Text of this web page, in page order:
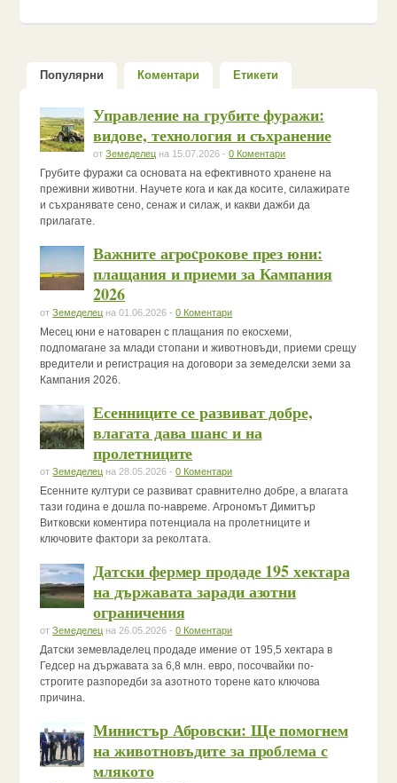
Популярни Коментари Етикети
Управление на грубите фуражи:
видове, технология и съхранение
отЗемеделец на 15.07.2026 -0 Коментари
Грубите фуражи са основата на ефективното хранене на
преживни животни. Научете кога и как да косите, силажирате
и съхранявате сено, сенаж и силаж, и какви дажби да
прилагате.
Важните агроcрокове през юни:
плащания и приеми за Кампания
2026
отЗемеделец на 01.06.2026 -0 Коментари
Месец юни е натоварен с плащания по екосхеми,
подпомагане за млади стопани и животновъди, приеми срещу
вредители и регистрация на договори за земеделски земи за
Кампания 2026.
Есенниците се развиват добре,
влагата дава шанс и на
пролетниците
отЗемеделец на 28.05.2026 -0 Коментари
Есенните култури се развиват сравнително добре, а влагата
тази година е дошла по-навреме. Агрономът Димитър
Витковски коментира потенциала на пролетниците и
ключовите фактори за реколтата.
Датски фермер продаде 195 хектара
на държавата заради азотни
ограничения
отЗемеделец на 26.05.2026 -0 Коментари
Датски земевладелец продаде имение от 195,5 хектара в
Гедсер на държавата за 6,8 млн. евро, посочвайки по-
строгите разпоредби за азотното торене като ключова
причина.
Министър Абровски: Ще помогнем
на животновъдите за проблема с
млякото